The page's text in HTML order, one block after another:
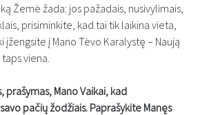
Žemė žada: jos pažadais, nusivylimais,
prisiminkite, kad tai tik laikina vieta,
įžengsite į Mano Tėvo Karalystę – Naują
viena.
prašymas, Mano Vaikai, kad
pačių žodžiais. Paprašykite Manęs